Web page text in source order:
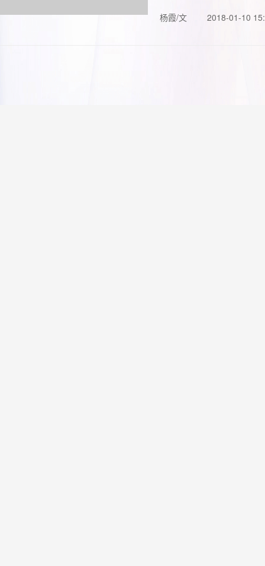
杨霞/文
2018-01-10